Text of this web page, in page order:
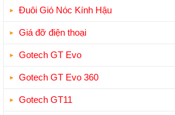
Đuôi Gió Nóc Kính Hậu
Giá đỡ điện thoại
Gotech GT Evo
Gotech GT Evo 360
Gotech GT11